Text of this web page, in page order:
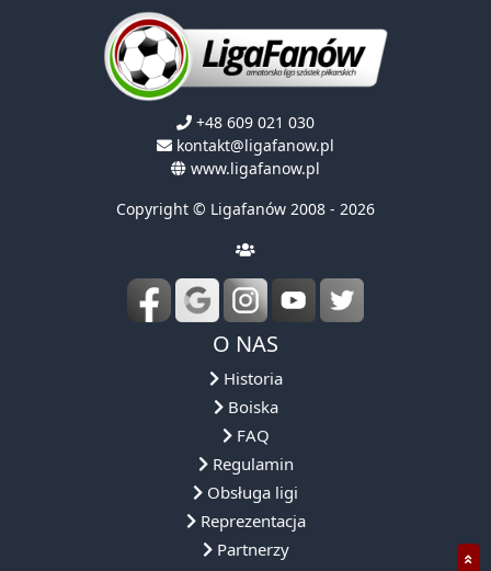
+48 609 021 030
kontakt@ligafanow.pl
www.ligafanow.pl
Copyright © Ligafanów 2008 - 2026
O NAS
Historia
Boiska
FAQ
Regulamin
Obsługa ligi
Reprezentacja
Partnerzy